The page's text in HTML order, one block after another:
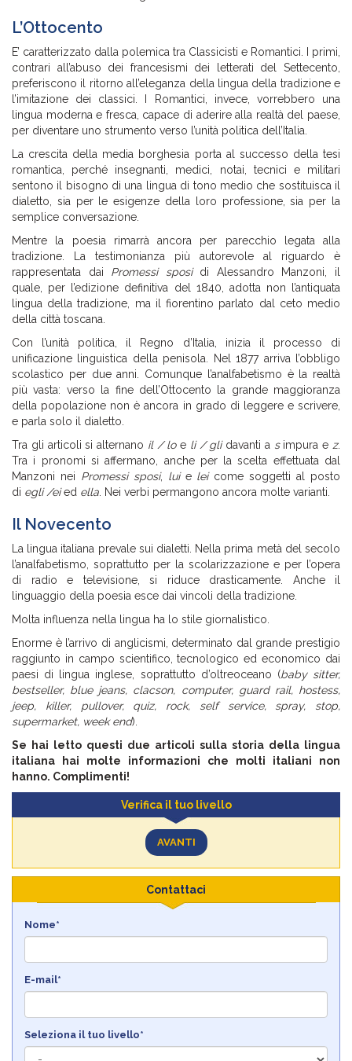
L’Ottocento
E’ caratterizzato dalla polemica tra Classicisti e Romantici. I primi,
contrari all’abuso dei francesismi dei letterati del Settecento,
preferiscono il ritorno all’eleganza della lingua della tradizione e
l’imitazione dei classici. I Romantici, invece, vorrebbero una
lingua moderna e fresca, capace di aderire alla realtà del paese,
per diventare uno strumento verso l’unità politica dell’Italia.
La crescita della media borghesia porta al successo della tesi
romantica, perché insegnanti, medici, notai, tecnici e militari
sentono il bisogno di una lingua di tono medio che sostituisca il
dialetto, sia per le esigenze della loro professione, sia per la
semplice conversazione.
Mentre la poesia rimarrà ancora per parecchio legata alla
tradizione. La testimonianza più autorevole al riguardo è
rappresentata dai Promessi sposidi Alessandro Manzoni, il
quale, per l’edizione definitiva del 1840, adotta non l’antiquata
lingua della tradizione, ma il fiorentino parlato dal ceto medio
della città toscana.
Con l’unità politica, il Regno d’Italia, inizia il processo di
unificazione linguistica della penisola. Nel 1877 arriva l’obbligo
scolastico per due anni. Comunque l’analfabetismo è la realtà
più vasta: verso la fine dell’Ottocento la grande maggioranza
della popolazione non è ancora in grado di leggere e scrivere,
e parla solo il dialetto.
Tra gli articoli si alternano il / loe li / glidavanti a simpura e z.
Tra i pronomi si affermano, anche per la scelta effettuata dal
Manzoni nei Promessi sposi, luie leicome soggetti al posto
di egli /eied ella . Nei verbi permangono ancora molte varianti.
Il Novecento
La lingua italiana prevale sui dialetti. Nella prima metà del secolo
l’analfabetismo, soprattutto per la scolarizzazione e per l’opera
di radio e televisione, si riduce drasticamente. Anche il
linguaggio della poesia esce dai vincoli della tradizione.
Molta influenza nella lingua ha lo stile giornalistico.
Enorme è l’arrivo di anglicismi, determinato dal grande prestigio
raggiunto in campo scientifico, tecnologico ed economico dai
paesi di lingua inglese, soprattutto d’oltreoceano (baby sitter,
bestseller, blue jeans, clacson, computer, guard rail, hostess,
jeep, killer, pullover, quiz, rock, self service, spray, stop,
supermarket, week end).
Se hai letto questi due articoli sulla storia della lingua
italiana hai molte informazioni che molti italiani non
hanno. Complimenti!
Verifica il tuo livello
AVANTI
Contattaci
Nome*
E-mail*
Seleziona il tuo livello*